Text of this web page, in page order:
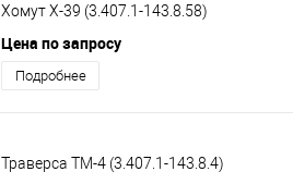
Хомут Х-39 (3.407.1-143.8.58)
Цена по запросу
Подробнее
Траверса ТМ-4 (3.407.1-143.8.4)